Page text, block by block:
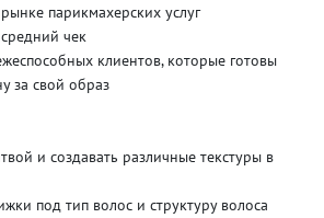
парикмахерских услуг
чек
клиентов, которые готовы
за свой образ
и создавать различные текстуры в
под тип волос и структуру волоса